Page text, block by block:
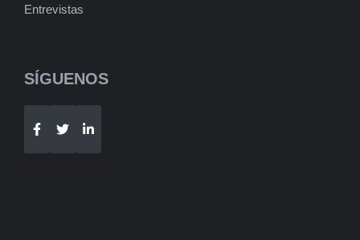
Entrevistas
SÍGUENOS